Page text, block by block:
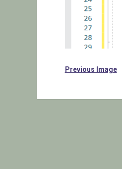
Previous Image